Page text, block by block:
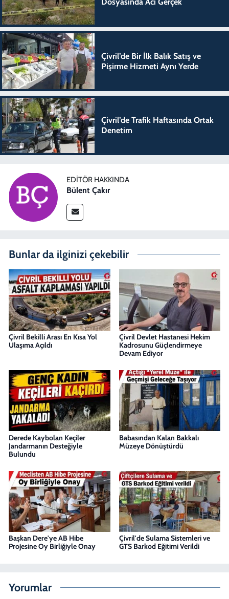
Çivril’de Bir İlk Balık Satış ve
Pişirme Hizmeti Aynı Yerde
Çivril’de Trafik Haftasında Ortak
Denetim
EDITÖR HAKKINDA
Bülent Çakır
Bunlar da ilginizi çekebilir
Çivril Bekilli Arası En Kısa Yol
Ulaşıma Açıldı
Çivril Devlet Hastanesi Hekim
Kadrosunu Güçlendirmeye
Devam Ediyor
Derede Kaybolan Keçiler
Jandarmanın Desteğiyle
Bulundu
Babasından Kalan Bakkalı
Müzeye Dönüştürdü
Başkan Dere'ye AB Hibe
Projesine Oy Birliğiyle Onay
Çivril'de Sulama Sistemleri ve
GTS Barkod Eğitimi Verildi
Yorumlar